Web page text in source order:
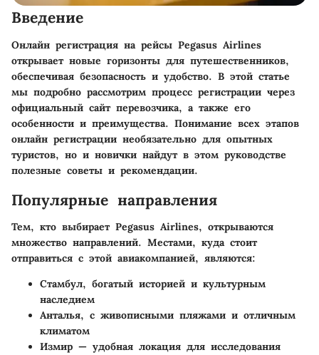
Введение
Онлайн регистрация на рейсы Pegasus Airlines
открывает новые горизонты для путешественников,
обеспечивая безопасность и удобство. В этой статье
мы подробно рассмотрим процесс регистрации через
официальный сайт перевозчика, а также его
особенности и преимущества. Понимание всех этапов
онлайн регистрации необязательно для опытных
туристов, но и новички найдут в этом руководстве
полезные советы и рекомендации.
Популярные направления
Тем, кто выбирает Pegasus Airlines, открываются
множество направлений. Местами, куда стоит
отправиться с этой авиакомпанией, являются:
Стамбул, богатый историей и культурным
наследием
Анталья, с живописными пляжами и отличным
климатом
Измир — удобная локация для исследования